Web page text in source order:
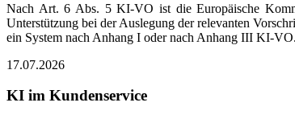
Nach Art. 6 Abs. 5 KI-VO ist die Europäische
Unterstützung bei der Auslegung der relevanten
ein System nach Anhang I oder nach Anhang III KI-
17.07.2026
KI im Kundenservice